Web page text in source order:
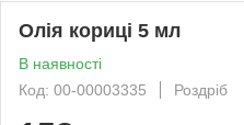
Олія кориці 5 мл
В наявності
Код: 00-00003335
Роздріб